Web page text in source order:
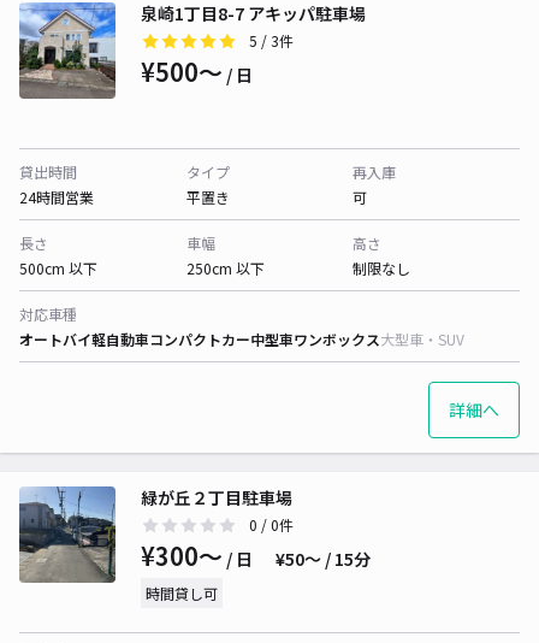
泉崎1丁目8-7 アキッパ駐車場
5 / 3件
¥500〜 / 日
貸出時間
24時間営業
タイプ
平置き
再入庫
可
長さ
500cm 以下
車幅
250cm 以下
高さ
制限なし
対応車種
オートバイ軽自動車コンパクトカー中型車ワンボックス大型車・SUV
詳細へ
緑が丘２丁目駐車場
0 / 0件
¥300〜 / 日 ¥50〜 / 15分
時間貸し可